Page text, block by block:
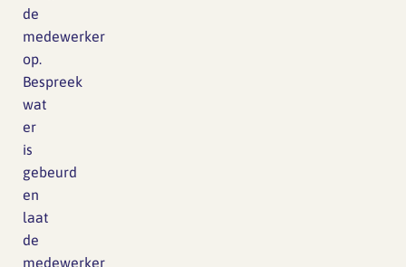
de
medewerker
op.
Bespreek
wat
er
is
gebeurd
en
laat
de
medewerker